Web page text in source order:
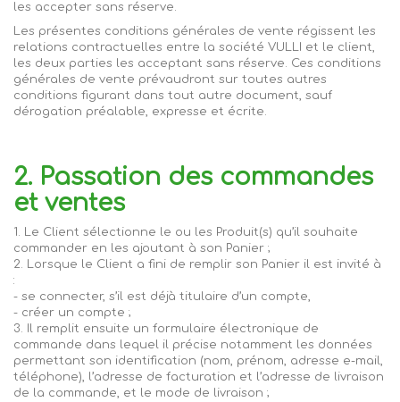
les accepter sans réserve.
Les présentes conditions générales de vente régissent les
relations contractuelles entre la société VULLI et le client,
les deux parties les acceptant sans réserve. Ces conditions
générales de vente prévaudront sur toutes autres
conditions figurant dans tout autre document, sauf
dérogation préalable, expresse et écrite.
2. Passation des commandes
et ventes
1. Le Client sélectionne le ou les Produit(s) qu’il souhaite
commander en les ajoutant à son Panier ;
2. Lorsque le Client a fini de remplir son Panier il est invité à
:
- se connecter, s’il est déjà titulaire d’un compte,
- créer un compte ;
3. Il remplit ensuite un formulaire électronique de
commande dans lequel il précise notamment les données
permettant son identification (nom, prénom, adresse e-mail,
téléphone), l’adresse de facturation et l’adresse de livraison
de la commande, et le mode de livraison ;